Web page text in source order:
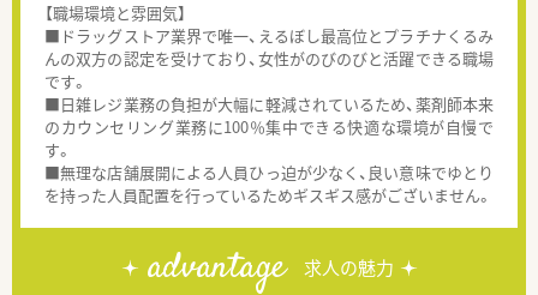
【職場環境と雰囲気】
■ドラッグストア業界で唯一、えるぼし最高位とプラチナくるみ
んの双方の認定を受けており、女性がのびのびと活躍できる職場
です。
■日雑レジ業務の負担が大幅に軽減されているため、薬剤師本来
のカウンセリング業務に100％集中できる快適な環境が自慢で
す。
■無理な店舗展開による人員ひっ迫が少なく、良い意味でゆとり
を持った人員配置を行っているためギスギス感がございません。
advantage 求人の魅力